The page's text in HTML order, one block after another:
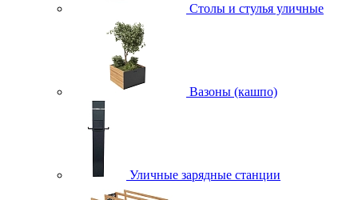
Столы и стулья уличные
Вазоны (кашпо)
Уличные зарядные станции